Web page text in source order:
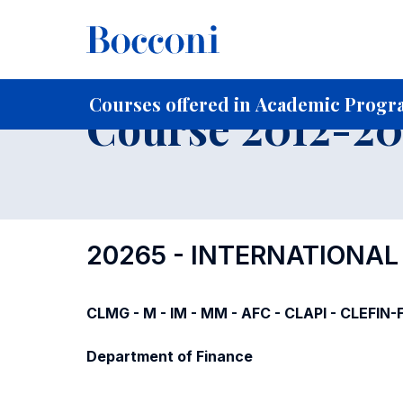
Courses offered in Academic
Home For current Students
Course 2012-
20265 - INTERNATIONAL
CLMG - M - IM - MM - AFC - CLAPI -
Department of Finance